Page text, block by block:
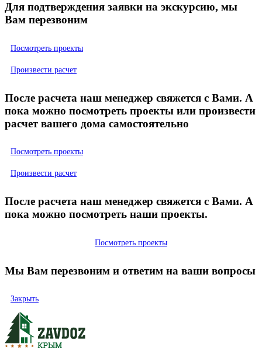
Для подтверждения заявки на экскурсию, мы
Вам перезвоним
Посмотреть проекты
Произвести расчет
После расчета наш менеджер свяжется с Вами. А
пока можно посмотреть проекты или произвести
расчет вашего дома самостоятельно
Посмотреть проекты
Произвести расчет
После расчета наш менеджер свяжется с Вами. А
пока можно посмотреть наши проекты.
Посмотреть проекты
Мы Вам перезвоним и ответим на ваши вопросы
Закрыть